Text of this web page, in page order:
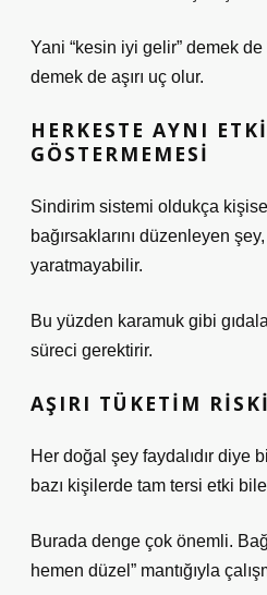
Yani “kesin iyi gelir” demek de
demek de aşırı uç olur.
HERKESTE AYNI
GÖSTERMEMESI
Sindirim sistemi oldukça
bağırsaklarını düzenleyen
yaratmayabilir.
Bu yüzden karamuk gibi
süreci gerektirir.
AŞIRI TÜKETIM RISKI
Her doğal şey faydalıdır diye
bazı kişilerde tam tersi etki
Burada denge çok önemli.
hemen düzel” mantığıyla